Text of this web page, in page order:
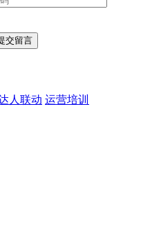
人联动 运营培训